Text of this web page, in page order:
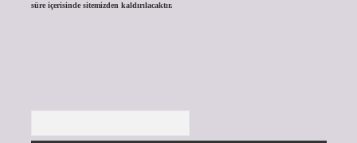
süre içerisinde sitemizden kaldırılacaktır.